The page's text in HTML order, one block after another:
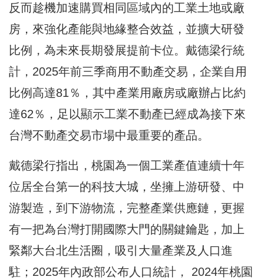
反而趁機加速購買相同區域內的工業土地或廠
房，來強化產能與地緣整合效益，並擴大研發
比例，為未來長期發展提前卡位。戴德梁行統
計，2025年前三季商用不動產交易，企業自用
比例高達81％，其中產業用廠房或廠辦占比約
達62％，足以顯示工業不動產已經成為接下來
台灣不動產交易市場中最重要的產品。
戴德梁行指出，桃園為一個工業產值連續十年
位居全台第一的科技大城，坐擁上游研發、中
游製造，到下游物流，完整產業供應鏈，更握
有一把為台灣打開國際大門的關鍵鑰匙，加上
緊鄰大台北生活圈，吸引大量產業及人口進
駐；2025年內政部公布人口統計， 2024年桃園